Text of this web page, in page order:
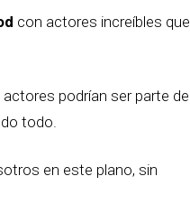
con actores increíbles que
podrían ser parte de
todo.
en este plano, sin